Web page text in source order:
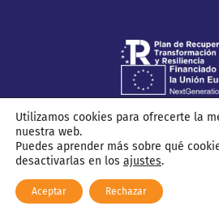
2026 © C.F.P. La Planilla. Todos los
Utilizamos cookies para ofrecerte la
nuestra web.
Puedes aprender más sobre qué
desactivarlas en los ajustes.
Aceptar Rechazar